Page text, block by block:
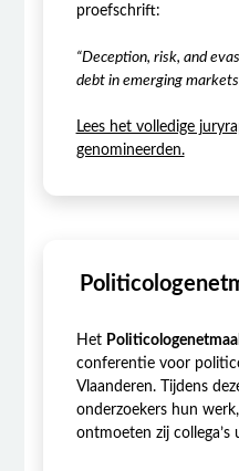
proefschrift:
“Deception, risk, and
debt in emerging
Lees het volledige
genomineerden.
Het Politicologenetmaal
conferentie voor
Vlaanderen. Tijdens
onderzoekers hun
ontmoeten zij collega’s